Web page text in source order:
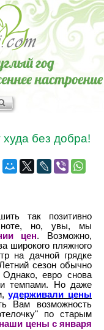
без добра!
так позитивно
ноте, но, увы, мы
цен. Возможно,
широкого пляжного
на дачной грядке
сезон обычно
евро снова
темпами. Но даже
удерживали цены
Вам возможность
по старым
цены с января